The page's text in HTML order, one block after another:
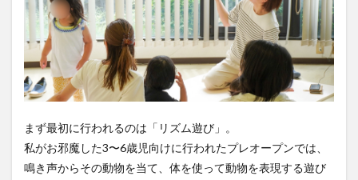
まず最初に行われるのは「リズム遊び」。
私がお邪魔した3〜6歳児向けに行われたプレオープンでは、
鳴き声からその動物を当て、体を使って動物を表現する遊び